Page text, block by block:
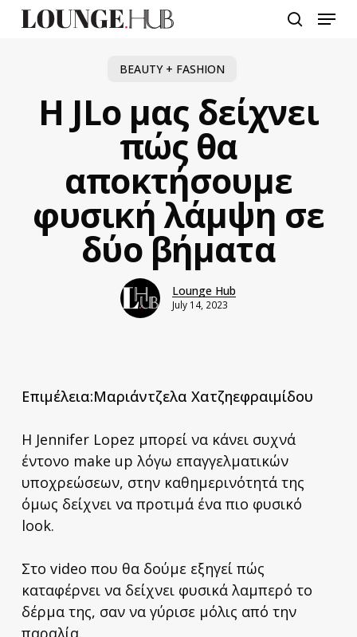
Menu
BEAUTY + FASHION
Η JLo μας δείχνει
πώς θα
αποκτήσουμε
φυσική λάμψη σε
δύο βήματα
Lounge Hub
July 14, 2023
Επιμέλεια:Μαριάντζελα Χατζηεφραιμίδου
Η Jennifer Lopez μπορεί να κάνει συχνά
έντονο make up λόγω επαγγελματικών
υποχρεώσεων, στην καθημερινότητά της
όμως δείχνει να προτιμά ένα πιο φυσικό
look.
Στο video που θα δούμε εξηγεί πώς
καταφέρνει να δείχνει φυσικά λαμπερό το
δέρμα της, σαν να γύρισε μόλις από την
παραλία.